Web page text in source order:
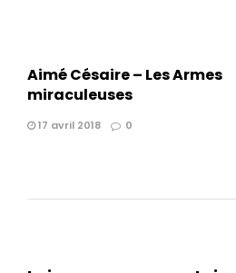
Aimé Césaire – Les Armes
miraculeuses
17 avril 2018 0